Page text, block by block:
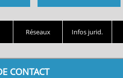
Réseaux Infos jurid.
CONTACT